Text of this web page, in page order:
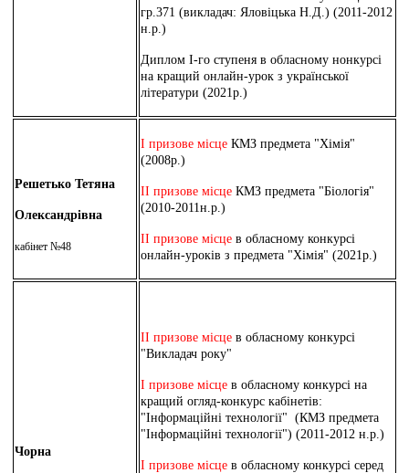
гр.371 (викладач: Яловіцька Н.Д.) (2011-2012
н.р.)
Диплом І-го ступеня в обласному нонкурсі
на кращий онлайн-урок з української
літератури (2021р.)
Решетько Тетяна
Олександрівна
кабінет №48
І призове місце КМЗ предмета "Хімія"
(2008р.)
ІІ призове місце КМЗ предмета "Біологія"
(2010-2011н.р.)
ІІ призове місце в обласному конкурсі
онлайн-уроків з предмета "Хімія" (2021р.)
Чорна
ІІ призове місце в обласному конкурсі
"Викладач року"
І призове місце в обласному конкурсі на
кращий огляд-конкурс кабінетів:
"Інформаційні технології" (КМЗ предмета
"Інформаційні технології") (2011-2012 н.р.)
І призове місце в обласному конкурсі серед